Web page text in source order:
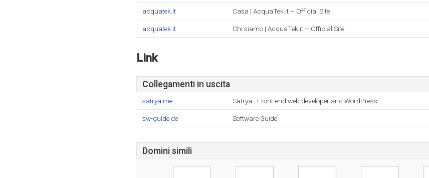
acquatek.it Casa | AcquaTek.it – Official Site
acquatek.it Chi siamo | AcquaTek.it – Official Site
Link
Collegamenti in uscita
satrya.me Satrya - Front-end web developer and WordPress
sw-guide.de Software Guide
Domini simili